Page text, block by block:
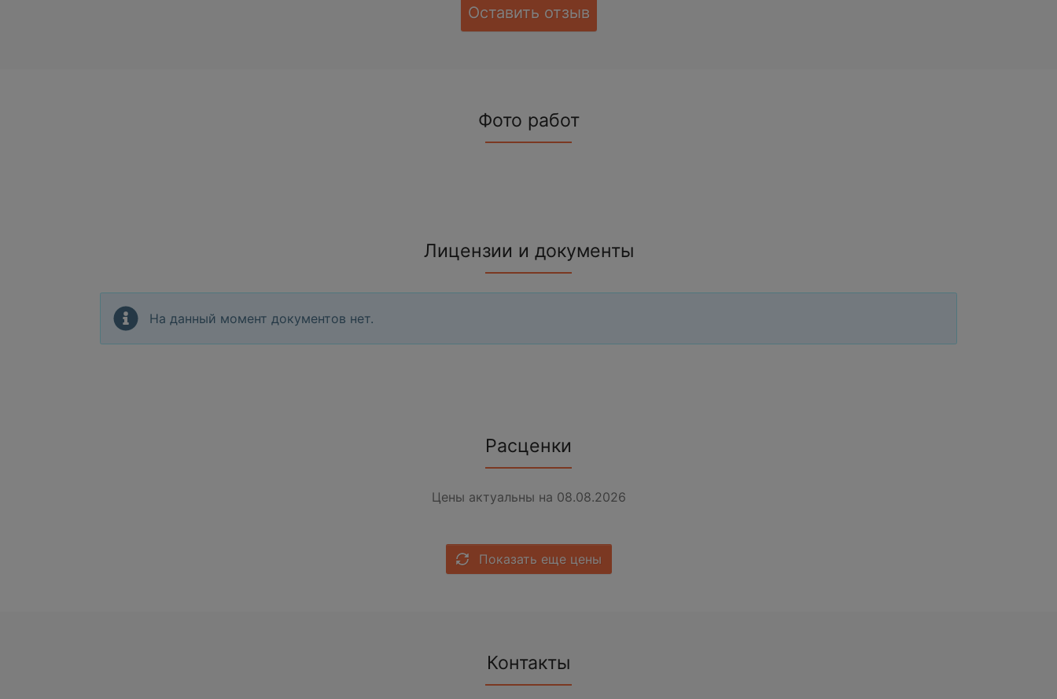
Оставить отзыв
Фото работ
Лицензии и документы
На данный момент документов нет.
Расценки
Цены актуальны на 08.08.2026
Показать еще цены
Контакты